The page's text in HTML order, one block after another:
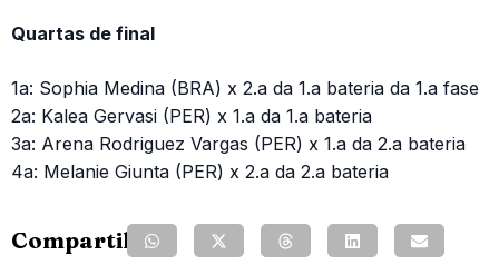
Quartas de final
1a: Sophia Medina (BRA) x 2.a da 1.a bateria da 1.a fase
2a: Kalea Gervasi (PER) x 1.a da 1.a bateria
3a: Arena Rodriguez Vargas (PER) x 1.a da 2.a bateria
4a: Melanie Giunta (PER) x 2.a da 2.a bateria
Compartilhe: